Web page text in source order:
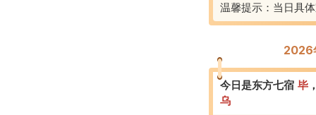
温馨提示：当日具
2026
今日是东方七宿 毕
乌